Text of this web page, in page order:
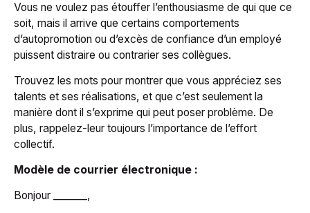
Vous ne voulez pas étouffer l’enthousiasme de qui que ce
soit, mais il arrive que certains comportements
d’autopromotion ou d’excès de confiance d’un employé
puissent distraire ou contrarier ses collègues.
Trouvez les mots pour montrer que vous appréciez ses
talents et ses réalisations, et que c’est seulement la
manière dont il s’exprime qui peut poser problème. De
plus, rappelez-leur toujours l’importance de l’effort
collectif.
Modèle de courrier électronique :
Bonjour _______,